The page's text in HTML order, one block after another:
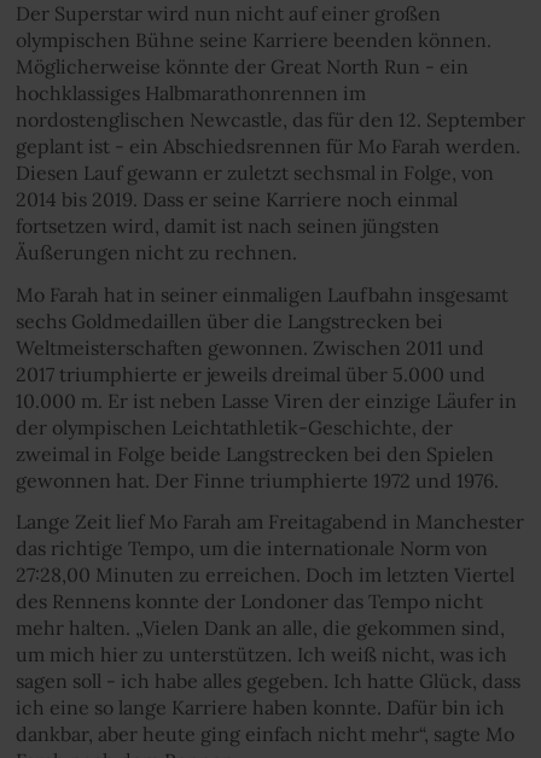
Der Superstar wird nun nicht auf einer großen
olympischen Bühne seine Karriere beenden können.
Möglicherweise könnte der Great North Run - ein
hochklassiges Halbmarathonrennen im
nordostenglischen Newcastle, das für den 12. September
geplant ist - ein Abschiedsrennen für Mo Farah werden.
Diesen Lauf gewann er zuletzt sechsmal in Folge, von
2014 bis 2019. Dass er seine Karriere noch einmal
fortsetzen wird, damit ist nach seinen jüngsten
Äußerungen nicht zu rechnen.
Mo Farah hat in seiner einmaligen Laufbahn insgesamt
sechs Goldmedaillen über die Langstrecken bei
Weltmeisterschaften gewonnen. Zwischen 2011 und
2017 triumphierte er jeweils dreimal über 5.000 und
10.000 m. Er ist neben Lasse Viren der einzige Läufer in
der olympischen Leichtathletik-Geschichte, der
zweimal in Folge beide Langstrecken bei den Spielen
gewonnen hat. Der Finne triumphierte 1972 und 1976.
Lange Zeit lief Mo Farah am Freitagabend in Manchester
das richtige Tempo, um die internationale Norm von
27:28,00 Minuten zu erreichen. Doch im letzten Viertel
des Rennens konnte der Londoner das Tempo nicht
mehr halten. „Vielen Dank an alle, die gekommen sind,
um mich hier zu unterstützen. Ich weiß nicht, was ich
sagen soll - ich habe alles gegeben. Ich hatte Glück, dass
ich eine so lange Karriere haben konnte. Dafür bin ich
dankbar, aber heute ging einfach nicht mehr“, sagte Mo